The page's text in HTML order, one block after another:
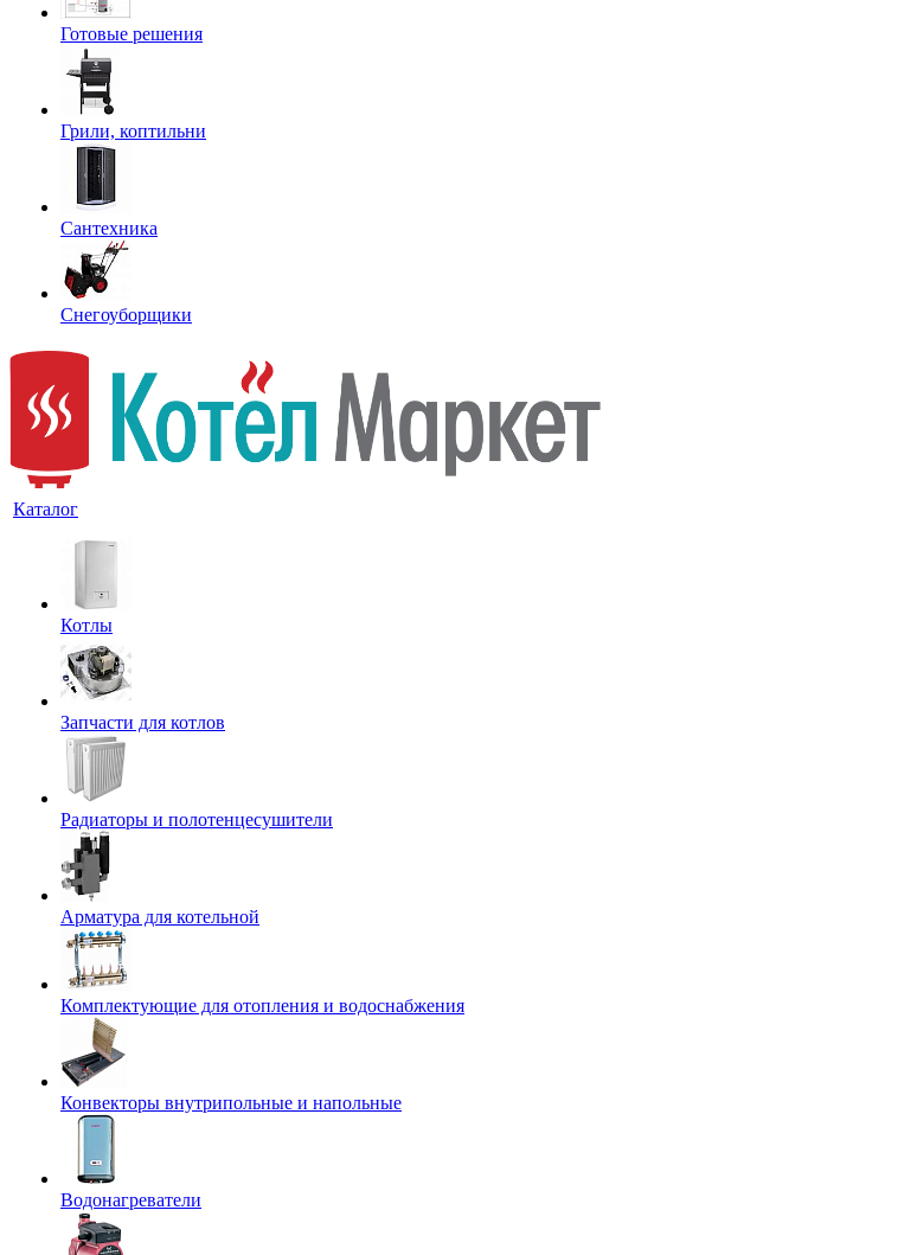
Готовые решения
Грили, коптильни
Сантехника
Снегоуборщики
Каталог
Котлы
Запчасти для котлов
Радиаторы и полотенцесушители
Арматура для котельной
Комплектующие для отопления и водоснабжения
Конвекторы внутрипольные и напольные
Водонагреватели